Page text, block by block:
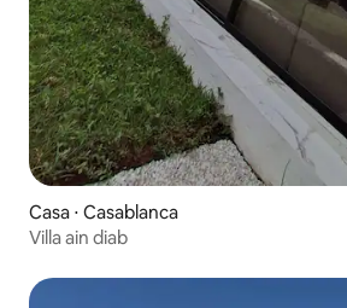
Casa ⋅ Casablanca
Villa ain diab